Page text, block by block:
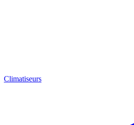
Climatiseurs